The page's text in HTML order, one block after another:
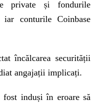
private și fondurile
conturile Coinbase
încălcarea securității
angajații implicați.
induși în eroare să